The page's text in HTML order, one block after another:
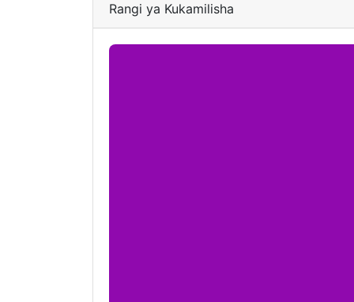
Rangi ya Kukamilisha